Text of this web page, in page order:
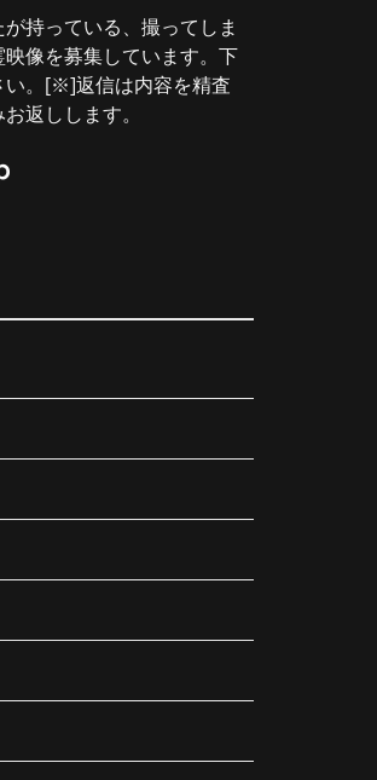
持っている、撮ってしま
像を募集しています。下
い。[※]返信は内容を精査
返しします。